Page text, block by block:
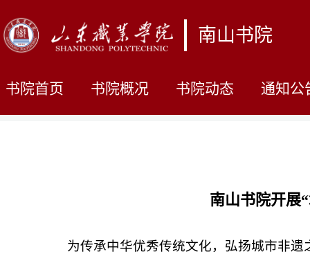
南山书院
书院首页 书院概况 书院动态 通知公
南山书院开展
为传承中华优秀传统文化，弘扬城市非